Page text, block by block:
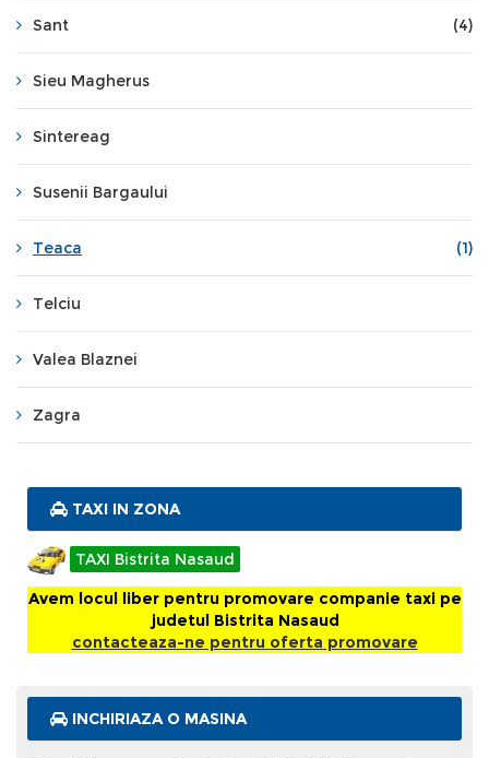
Sant (4)
Sieu Magherus
Sintereag
Susenii Bargaului
Teaca (1)
Telciu
Valea Blaznei
Zagra
TAXI IN ZONA
TAXI Bistrita Nasaud
Avem locul liber pentru promovare companie taxi pe
judetul Bistrita Nasaud
contacteaza-ne pentru oferta promovare
INCHIRIAZA O MASINA